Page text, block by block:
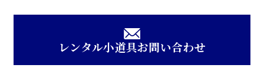
レンタル小道具お問い合わせ